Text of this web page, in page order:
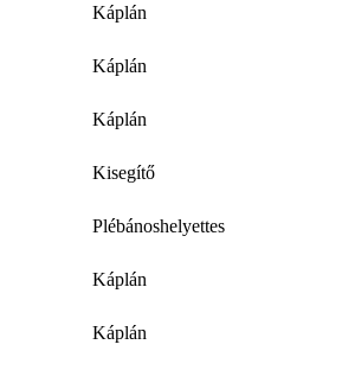
Káplán
Káplán
Káplán
Kisegítő
Plébánoshelyettes
Káplán
Káplán